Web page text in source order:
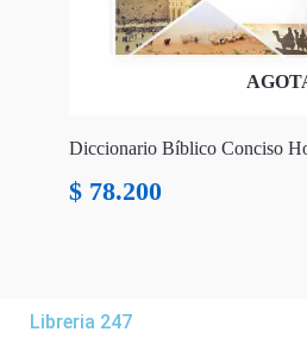
Diccionario Bíblico Conciso
$ 78.200
Libreria 247